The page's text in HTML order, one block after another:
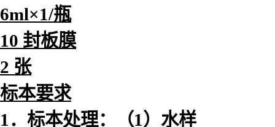
6ml×1/瓶
10 封板膜
2 张
标本要求
1．标本处理：（1）水样